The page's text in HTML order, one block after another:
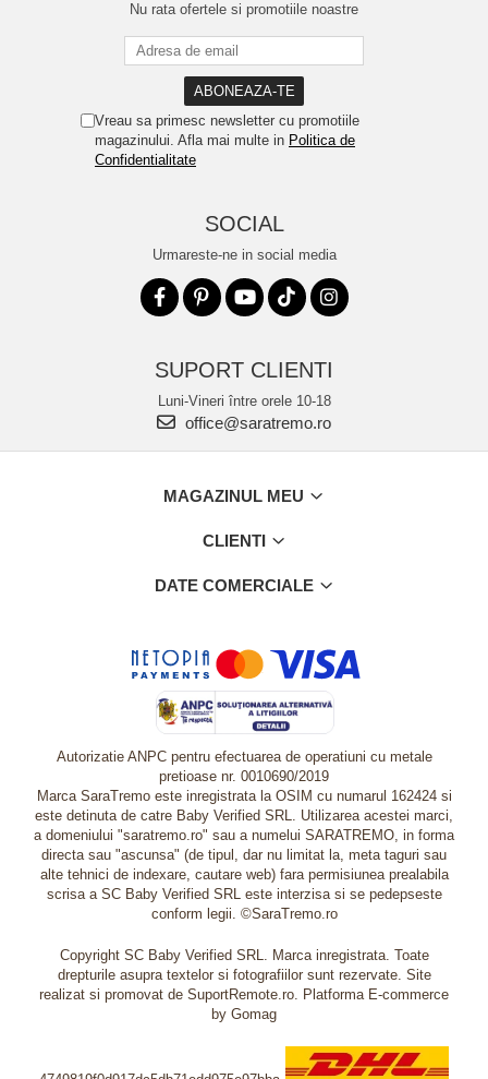
Nu rata ofertele si promotiile noastre
Vreau sa primesc newsletter cu promotiile
magazinului. Afla mai multe in Politica de
Confidentialitate
SOCIAL
Urmareste-ne in social media
SUPORT CLIENTI
Luni-Vineri între orele 10-18
office@saratremo.ro
MAGAZINUL MEU
CLIENTI
DATE COMERCIALE
Autorizatie ANPC pentru efectuarea de operatiuni cu metale
pretioase nr. 0010690/2019
Marca SaraTremo este inregistrata la OSIM cu numarul 162424 si
este detinuta de catre Baby Verified SRL. Utilizarea acestei marci,
a domeniului "saratremo.ro" sau a numelui SARATREMO, in forma
directa sau "ascunsa" (de tipul, dar nu limitat la, meta taguri sau
alte tehnici de indexare, cautare web) fara permisiunea prealabila
scrisa a SC Baby Verified SRL este interzisa si se pedepseste
conform legii. ©SaraTremo.ro
Copyright SC Baby Verified SRL. Marca inregistrata. Toate
drepturile asupra textelor si fotografiilor sunt rezervate. Site
realizat si promovat de SuportRemote.ro. Platforma E-commerce
by Gomag